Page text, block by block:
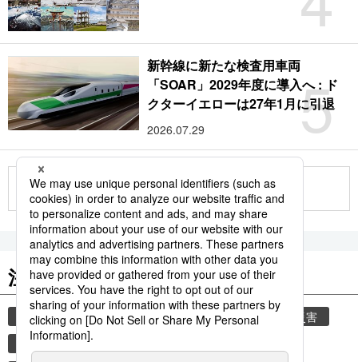
5
新幹線に新たな検査用車両
「SOAR」2029年度に導入へ : ド
クターイエローは27年1月に引退
2026.07.29
もっと見る
注目のキーワード
共同通信ニュース 気象・災害 気象庁
災害
地震
津波